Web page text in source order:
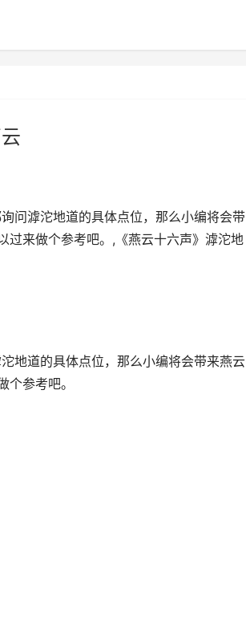
问滹沱地道的具体点位，那么小编将会带
过来做个参考吧。,《燕云十六声》滹沱地
地道的具体点位，那么小编将会带来燕云
参考吧。